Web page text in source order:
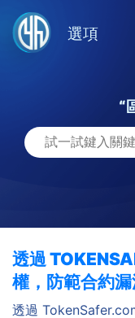
選項
“
透過
權，防範合約
透過